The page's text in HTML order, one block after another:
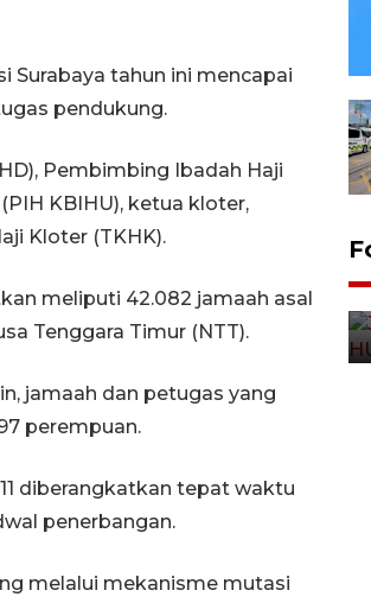
Surabaya tahun ini mencapai
pendukung.
Pembimbing Ibadah Haji
KBIHU), ketua kloter,
Kloter (TKHK).
meliputi 42.082 jamaah asal
Tenggara Timur (NTT).
jamaah dan petugas yang
perempuan.
diberangkatkan tepat waktu
penerbangan.
melalui mekanisme mutasi
bersih sungai di kawasan
penduduk